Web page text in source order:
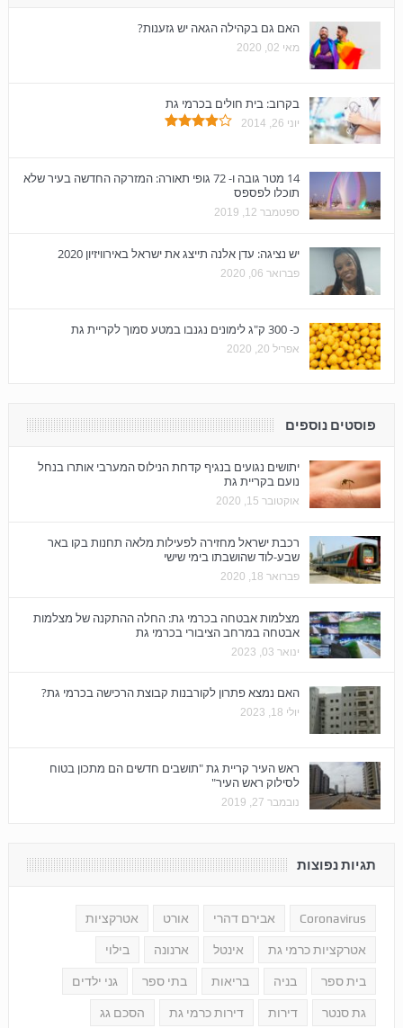
האם גם בקהילה הגאה יש גזענות?
מאי 02, 2020
בקרוב: בית חולים בכרמי גת
יוני 26, 2014
14 מטר גובה ו- 72 גופי תאורה: המזרקה החדשה בעיר שלא
תוכלו לפספס
ספטמבר 12, 2019
יש נציגה: עדן אלנה תייצג את ישראל באירוויזיון 2020
פברואר 06, 2020
כ- 300 ק"ג לימונים נגנבו במטע סמוך לקריית גת
אפריל 20, 2020
פוסטים נוספים
יתושים נגועים בנגיף קדחת הנילוס המערבי אותרו בנחל
נועם בקריית גת
אוקטובר 15, 2020
רכבת ישראל מחזירה לפעילות מלאה תחנות בקו באר
שבע-לוד שהושבתו בימי שישי
פברואר 18, 2020
מצלמות אבטחה בכרמי גת: החלה ההתקנה של מצלמות
אבטחה במרחב הציבורי בכרמי גת
ינואר 03, 2023
האם נמצא פתרון לקורבנות קבוצת הרכישה בכרמי גת?
יולי 18, 2023
ראש העיר קריית גת "תושבים חדשים הם מתכון בטוח
לסילוק ראש העיר"
נובמבר 27, 2019
תגיות נפוצות
Coronavirus אבירם דהרי אורט אטרקציות
אטרקציות כרמי גת אינטל ארנונה בילוי
בית ספר בניה בריאות בתי ספר גני ילדים
גת סנטר דירות דירות כרמי גת הסכם גג